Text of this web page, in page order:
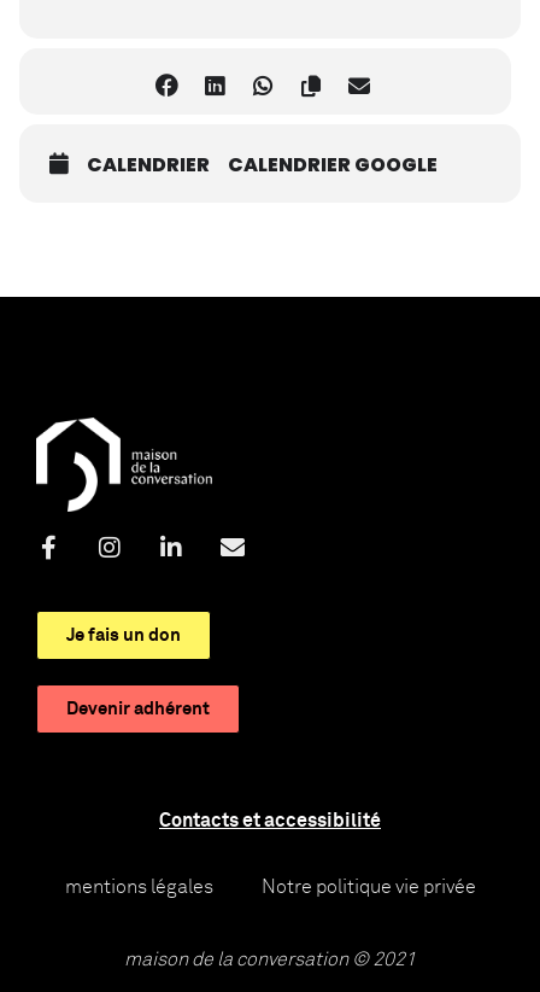
CALENDRIER CALENDRIER GOOGLE
Je fais un don
Devenir adhérent
Contacts et accessibilité
mentions légales Notre politique vie privée
maison de la conversation © 2021